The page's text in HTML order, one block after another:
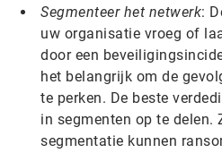
Segmenteer het netwerk:
uw organisatie vroeg of
door een
het belangrijk om de
te perken. De beste
in segmenten op te delen.
segmentatie kunnen